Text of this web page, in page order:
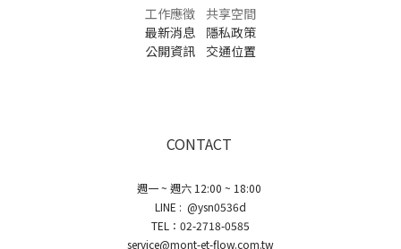
工作應徵 共享空間
最新消息
隱私政策
公開資訊
交通位置
CONTACT
週一 ~ 週六 12:00 ~ 18:00
LINE : @ysn0536d
TEL：02-2718-0585
service@mont-et-flow.com.tw